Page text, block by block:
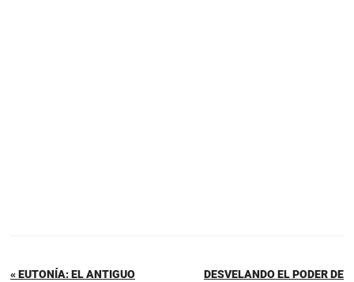
« EUTONÍA: EL ANTIGUO
DESVELANDO EL PODER DE